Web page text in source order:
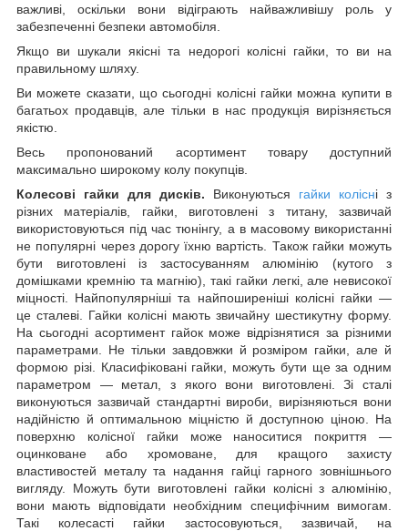
важливі, оскільки вони відіграють найважливішу роль у
забезпеченні безпеки автомобіля.
Якщо ви шукали якісні та недорогі колісні гайки, то ви на
правильному шляху.
Ви можете сказати, що сьогодні колісні гайки можна купити в
багатьох продавців, але тільки в нас продукція вирізняється
якістю.
Весь пропонований асортимент товару доступний
максимально широкому колу покупців.
Колесові гайки для дисків. Виконуються гайки колісні з
різних матеріалів, гайки, виготовлені з титану, зазвичай
використовуються під час тюнінгу, а в масовому використанні
не популярні через дорогу їхню вартість. Також гайки можуть
бути виготовлені із застосуванням алюмінію (кутого з
домішками кремнію та магнію), такі гайки легкі, але невисокої
міцності. Найпопулярніші та найпоширеніші колісні гайки —
це сталеві. Гайки колісні мають звичайну шестикутну форму.
На сьогодні асортимент гайок може відрізнятися за різними
параметрами. Не тільки завдовжки й розміром гайки, але й
формою різі. Класифіковані гайки, можуть бути ще за одним
параметром — метал, з якого вони виготовлені. Зі сталі
виконуються зазвичай стандартні вироби, вирізняються вони
надійністю й оптимальною міцністю й доступною ціною. На
поверхню колісної гайки може наноситися покриття —
оцинковане або хромоване, для кращого захисту
властивостей металу та надання гайці гарного зовнішнього
вигляду. Можуть бути виготовлені гайки колісні з алюмінію,
вони мають відповідати необхідним специфічним вимогам.
Такі колесасті гайки застосовуються, зазвичай, на